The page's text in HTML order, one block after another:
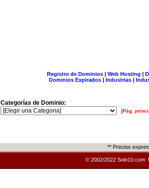
Registro de Dominios| Web Hosting |
Dominios Expirados | Industrias |
Categorías de Dominio:
[Pág.
** Precios
© 2002/2022 Solo10.com